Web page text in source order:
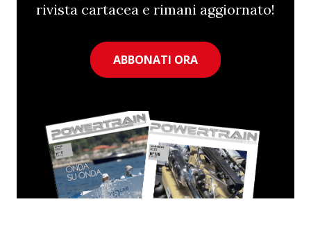
rivista cartacea e rimani aggiornato!
ABBONATI ORA